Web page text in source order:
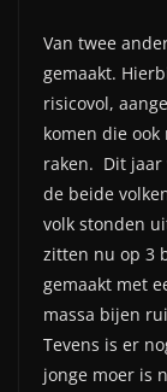
Van twee
gemaakt.
risicovol,
komen die
raken. Dit jaar
de beide
volk stonden
zitten nu op 3
gemaakt met
massa bijen
Tevens is er
jonge moer is